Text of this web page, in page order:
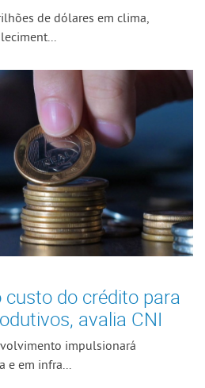
de dólares em clima,
custo do crédito para
avalia CNI
impulsionará
e em infra...